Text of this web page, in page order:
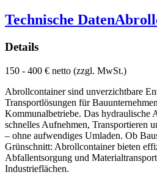
Technische Daten
Details
150 - 400 € netto (zzgl. MwSt.)
Abrollcontainer sind unverzichtbare
Transportlösungen für
Kommunalbetriebe. Das hydraulische
schnelles Aufnehmen, Transportieren
– ohne aufwendiges Umladen. Ob
Grünschnitt: Abrollcontainer bieten
Abfallentsorgung und
Industrieflächen.